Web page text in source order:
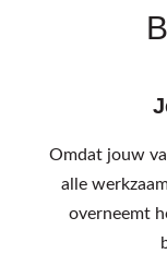
Omdat jouw
alle
overneemt